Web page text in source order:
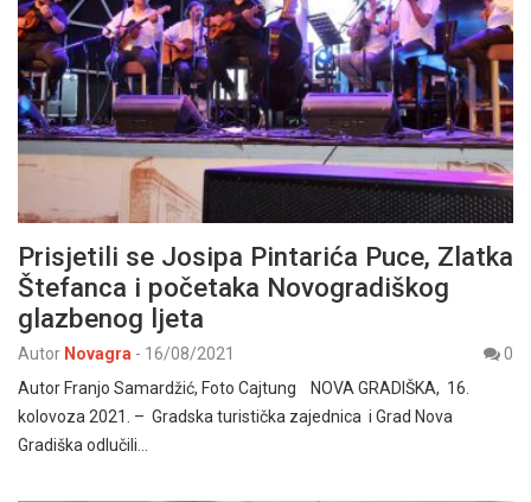
Prisjetili se Josipa Pintarića Puce, Zlatka
Štefanca i početaka Novogradiškog
glazbenog ljeta
Autor Novagra - 16/08/2021
0
Autor Franjo Samardžić, Foto Cajtung NOVA GRADIŠKA, 16.
kolovoza 2021. – Gradska turistička zajednica i Grad Nova
Gradiška odlučili…